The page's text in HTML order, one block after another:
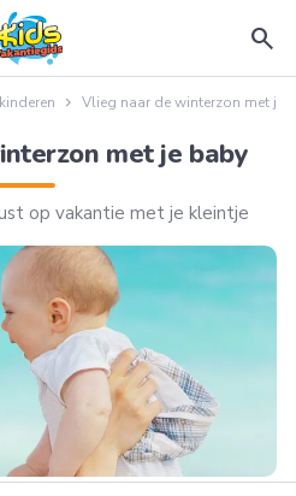
search
Vlieg naar de winterzon met je
met je baby
op vakantie met je kleintje